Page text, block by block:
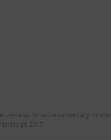
zestawy do parzenia herbaty,
2017